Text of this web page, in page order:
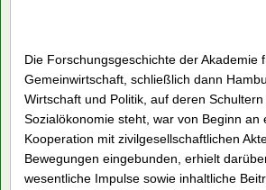
Die Forschungsgeschichte der Akademie
Gemeinwirtschaft, schließlich dann
Wirtschaft und Politik, auf deren
Sozialökonomie steht, war von Beginn an
Kooperation mit zivilgesellschaftlichen
Bewegungen eingebunden, erhielt
wesentliche Impulse sowie inhaltliche